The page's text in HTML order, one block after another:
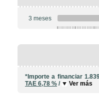
3 meses
*Importe a financiar
TAE 6,78 %/ Ver más